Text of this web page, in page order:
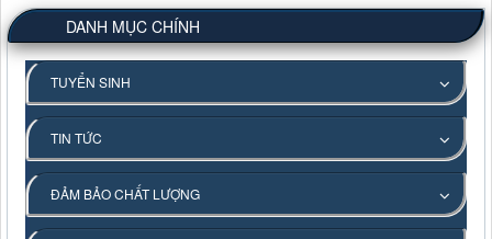
DANH MỤC CHÍNH
TUYỂN SINH
TIN TỨC
ĐẢM BẢO CHẤT LƯỢNG